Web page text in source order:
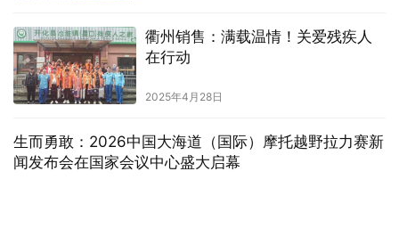
衢州销售：满载温情！关爱残疾人
在行动
2025年4月28日
生而勇敢：2026中国大海道（国际）摩托越野拉力赛新
闻发布会在国家会议中心盛大启幕